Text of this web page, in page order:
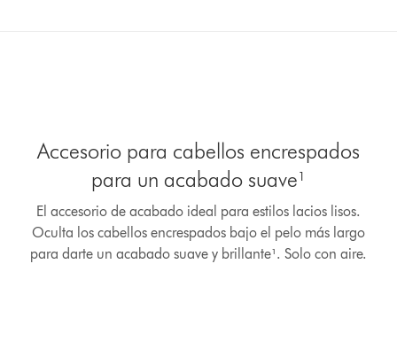
Accesorio para cabellos encrespados
para un acabado suave¹
El accesorio de acabado ideal para estilos lacios lisos.
Oculta los cabellos encrespados bajo el pelo más largo
para darte un acabado suave y brillante¹. Solo con aire.